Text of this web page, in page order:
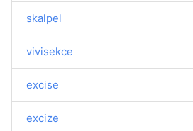
skalpel
vivisekce
excise
excize